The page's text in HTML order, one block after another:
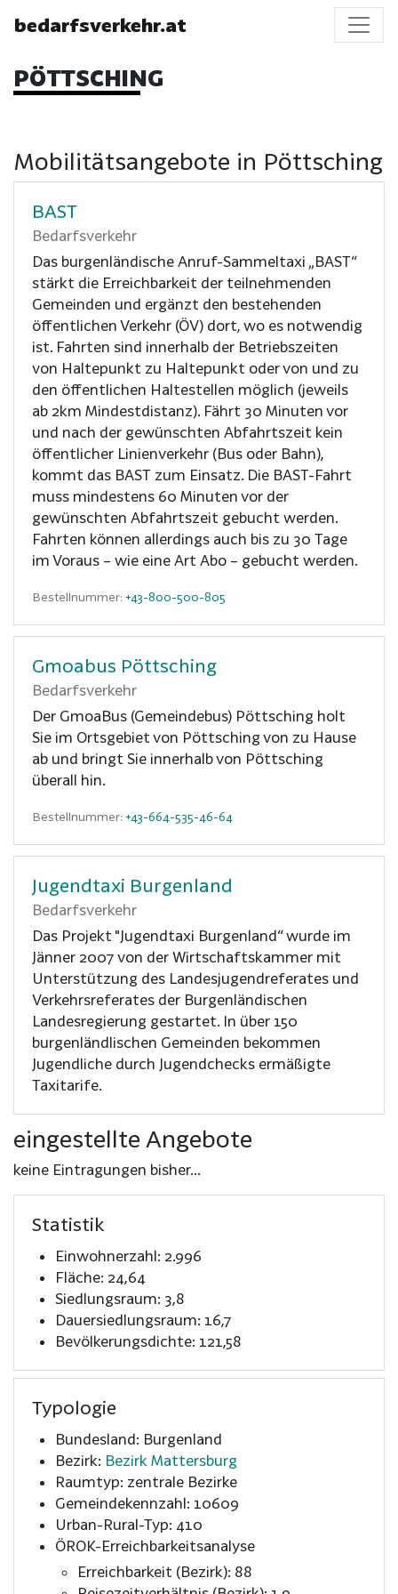
bedarfsverkehr.at
PÖTTSCHING
Mobilitätsangebote in Pöttsching
BAST
Bedarfsverkehr
Das burgenländische Anruf-Sammeltaxi „BAST“
stärkt die Erreichbarkeit der teilnehmenden
Gemeinden und ergänzt den bestehenden
öffentlichen Verkehr (ÖV) dort, wo es notwendig
ist. Fahrten sind innerhalb der Betriebszeiten
von Haltepunkt zu Haltepunkt oder von und zu
den öffentlichen Haltestellen möglich (jeweils
ab 2km Mindestdistanz). Fährt 30 Minuten vor
und nach der gewünschten Abfahrtszeit kein
öffentlicher Linienverkehr (Bus oder Bahn),
kommt das BAST zum Einsatz. Die BAST-Fahrt
muss mindestens 60 Minuten vor der
gewünschten Abfahrtszeit gebucht werden.
Fahrten können allerdings auch bis zu 30 Tage
im Voraus – wie eine Art Abo – gebucht werden.
Bestellnummer: +43-800-500-805
Gmoabus Pöttsching
Bedarfsverkehr
Der GmoaBus (Gemeindebus) Pöttsching holt
Sie im Ortsgebiet von Pöttsching von zu Hause
ab und bringt Sie innerhalb von Pöttsching
überall hin.
Bestellnummer: +43-664-535-46-64
Jugendtaxi Burgenland
Bedarfsverkehr
Das Projekt "Jugendtaxi Burgenland“ wurde im
Jänner 2007 von der Wirtschaftskammer mit
Unterstützung des Landesjugendreferates und
Verkehrsreferates der Burgenländischen
Landesregierung gestartet. In über 150
burgenländlischen Gemeinden bekommen
Jugendliche durch Jugendchecks ermäßigte
Taxitarife.
eingestellte Angebote
keine Eintragungen bisher...
Statistik
Einwohnerzahl: 2.996
Fläche: 24,64
Siedlungsraum: 3,8
Dauersiedlungsraum: 16,7
Bevölkerungsdichte: 121,58
Typologie
Bundesland: Burgenland
Bezirk: Bezirk Mattersburg
Raumtyp: zentrale Bezirke
Gemeindekennzahl: 10609
Urban-Rural-Typ: 410
ÖROK-Erreichbarkeitsanalyse
Erreichbarkeit (Bezirk): 88